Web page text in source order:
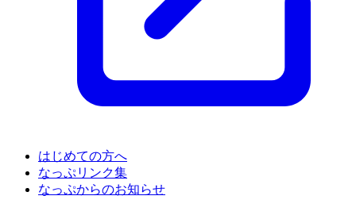
はじめての方へ
なっぷリンク集
なっぷからのお知らせ